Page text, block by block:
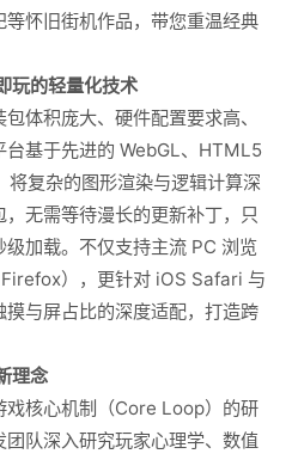
怀旧街机作品，带您重温经典
玩的轻量化技术
体积庞大、硬件配置要求高、
台基于先进的 WebGL、HTML5
复杂的图形渲染与逻辑计算深
无需等待漫长的更新补丁，只
加载。不仅支持主流 PC 浏览
），更针对 iOS Safari 与
与屏占比的深度适配，打造跨
理念
戏核心机制（Core Loop）的研
队深入研究玩家心理学、数值